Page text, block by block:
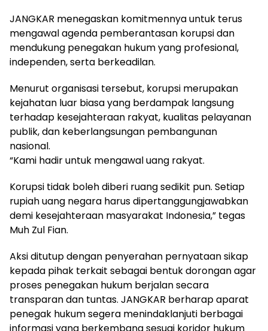
JANGKAR menegaskan komitmennya untuk terus
mengawal agenda pemberantasan korupsi dan
mendukung penegakan hukum yang profesional,
independen, serta berkeadilan.
Menurut organisasi tersebut, korupsi merupakan
kejahatan luar biasa yang berdampak langsung
terhadap kesejahteraan rakyat, kualitas pelayanan
publik, dan keberlangsungan pembangunan
nasional.
“Kami hadir untuk mengawal uang rakyat.
Korupsi tidak boleh diberi ruang sedikit pun. Setiap
rupiah uang negara harus dipertanggungjawabkan
demi kesejahteraan masyarakat Indonesia,” tegas
Muh Zul Fian.
Aksi ditutup dengan penyerahan pernyataan sikap
kepada pihak terkait sebagai bentuk dorongan agar
proses penegakan hukum berjalan secara
transparan dan tuntas. JANGKAR berharap aparat
penegak hukum segera menindaklanjuti berbagai